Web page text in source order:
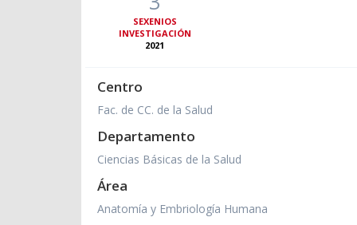
SEXENIOS
INVESTIGACIÓN
2021
Centro
Fac. de CC. de la Salud
Departamento
Ciencias Básicas de la Salud
Área
Anatomía y Embriología Humana